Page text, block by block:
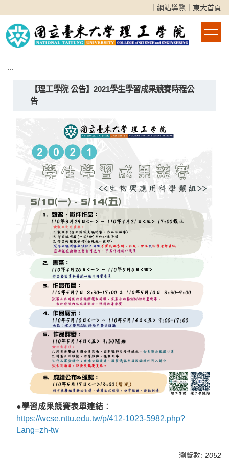
到
主
要
區
::: 網站導覽 東大首頁
:::
【理工學院 公告】2021學生學習成果競賽時程公
告
●學習成果競賽表單連結 ：
https://wcse.nttu.edu.tw/p/412-1023-5982.php?
Lang=zh-tw
瀏覽數: 2052